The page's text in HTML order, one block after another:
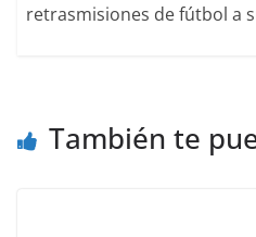
retrasmisiones de fútbol a
También te